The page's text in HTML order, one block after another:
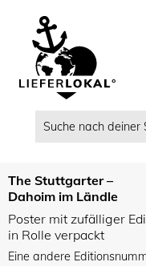
The Stuttgarter –
Dahoim im Ländle
Poster mit zufälliger
in Rolle verpackt
Eine andere